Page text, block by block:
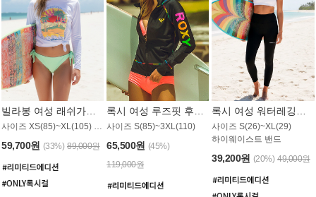
59,700원 (33%) 89,000원
사이즈 S(85)~3XL(110)
65,500원 (45%)
119,000원
사이즈 S(26)~XL(29)
하이웨이스트 밴드
39,200원 (20%) 49,000원